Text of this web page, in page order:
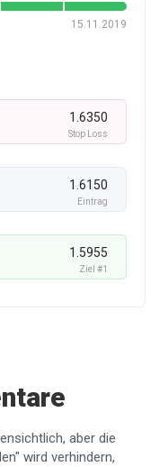
15.11.2019
1.6350
Stop Loss
1.6150
Eintrag
1.5955
Ziel #1
aber die
wird verhindern,